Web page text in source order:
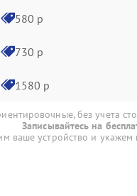
580 р
730 р
1580 р
без учета
Записывайтесь на
ваше устройство и укажем